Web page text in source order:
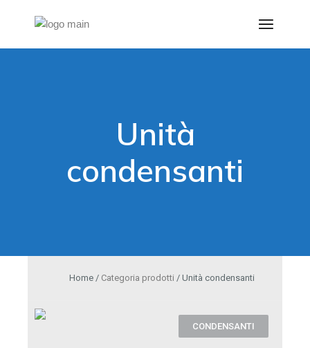
Unità
condensanti
Home / Categoria prodotti / Unità condensanti
CONDENSANTI